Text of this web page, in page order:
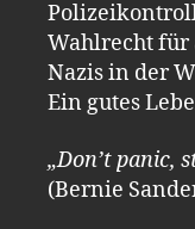
Wahlrecht
Nazis in der
Ein gutes
„Don’t panic,
(Bernie